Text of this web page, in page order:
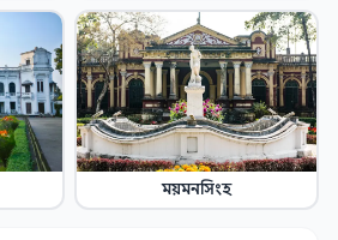
ময়মনসিংহ